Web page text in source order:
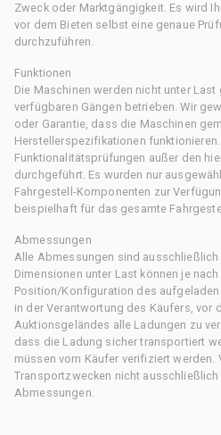
Zweck oder Marktgängigkeit. Es wird
vor dem Bieten selbst eine genaue
durchzuführen.
Funktionen
Die Maschinen werden nicht unter
verfügbaren Gängen betrieben. Wir
oder Garantie, dass die Maschinen
Herstellerspezifikationen
Funktionalitätsprüfungen außer den
durchgeführt. Es wurden nur
Fahrgestell-Komponenten zur
beispielhaft für das gesamte
Abmessungen
Alle Abmessungen sind
Dimensionen unter Last können je
Position/Konfiguration des
in der Verantwortung des Käufers, vor
Auktionsgeländes alle Ladungen zu
dass die Ladung sicher transportiert
müssen vom Käufer verifiziert werden.
Transportzwecken nicht
Abmessungen.